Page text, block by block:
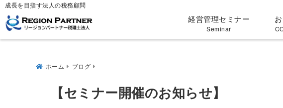
成長を目指す法人の税務顧問
経営管理セミナー
Seminar
ホーム ブログ
【セミナー開催のお知らせ】